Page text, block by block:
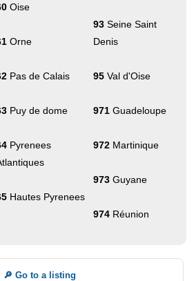
Oise
Orne
Pas de Calais
Puy de dome
Pyrenees
Hautes Pyrenees
93 Seine Saint
Denis
95 Val d'Oise
971 Guadeloupe
972 Martinique
973 Guyane
974 Réunion
🔎 Go to a listing